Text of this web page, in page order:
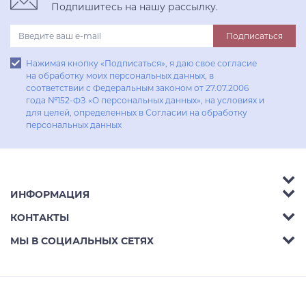
Подпишитесь на нашу рассылку.
Подписаться
Нажимая кнопку «Подписаться», я даю свое согласие
на обработку моих персональных данных, в
соответствии с Федеральным законом от 27.07.2006
года №152-ФЗ «О персональных данных», на условиях и
для целей, определенных в Согласии на обработку
персональных данных
Аксессуары
Гостиные
Кабинеты
ИНФОРМАЦИЯ
Акции
Доставка
КОНТАКТЫ
Телефон: 8 (800) 302-42-39
МЫ В СОЦИАЛЬНЫХ СЕТЯХ